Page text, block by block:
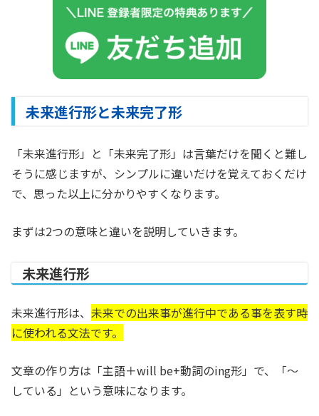
未来進行形と未来完了形
「未来進行形」と「未来完了形」は言葉だけを聞くと難し
そうに感じますが、シンプルに違いだけを覚えておくだけ
で、思った以上に分かりやすくなります。
まずは2つの意味と違いを説明していきます。
未来進行形
未来進行形は、 未来での出来事が進行中である事を表す時
に使われる文法です。
文章の作り方は「主語＋will be+動詞のing形」で、「～
している」という意味になります。